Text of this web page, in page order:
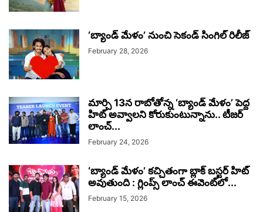
‘బ్యాండ్ మేళం’ నుంచి సెకండ్ సింగిల్ రిలీజ్
February 28, 2026
మార్చి 13న రాబోతోన్న ‘బ్యాండ్ మేళం’ పెద్ద
హిట్ అవ్వాలని కోరుకుంటున్నాను.. టీజర్
లాంచ్...
February 24, 2026
‘బ్యాండ్ మేళం’ కచ్చితంగా బ్లాక్ బస్టర్ హిట్
అవుతుంది : గ్లింప్స్ లాంచ్ ఈవెంట్‌లో...
February 15, 2026